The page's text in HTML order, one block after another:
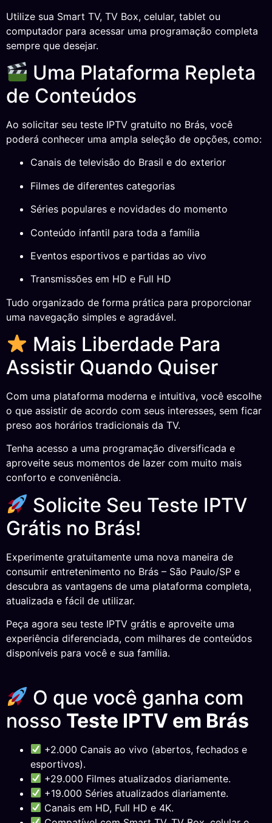
Utilize sua Smart TV, TV Box, celular, tablet ou
computador para acessar uma programação completa
sempre que desejar.
Uma Plataforma Repleta
de Conteúdos
Ao solicitar seu teste IPTV gratuito no Brás, você
poderá conhecer uma ampla seleção de opções, como:
Canais de televisão do Brasil e do exterior
Filmes de diferentes categorias
Séries populares e novidades do momento
Conteúdo infantil para toda a família
Eventos esportivos e partidas ao vivo
Transmissões em HD e Full HD
Tudo organizado de forma prática para proporcionar
uma navegação simples e agradável.
Mais Liberdade Para
Assistir Quando Quiser
Com uma plataforma moderna e intuitiva, você escolhe
o que assistir de acordo com seus interesses, sem ficar
preso aos horários tradicionais da TV.
Tenha acesso a uma programação diversificada e
aproveite seus momentos de lazer com muito mais
conforto e conveniência.
Solicite Seu Teste IPTV
Grátis no Brás!
Experimente gratuitamente uma nova maneira de
consumir entretenimento no Brás – São Paulo/SP e
descubra as vantagens de uma plataforma completa,
atualizada e fácil de utilizar.
Peça agora seu teste IPTV grátis e aproveite uma
experiência diferenciada, com milhares de conteúdos
disponíveis para você e sua família.
O que você ganha com
nosso Teste IPTV em Brás
+2.000 Canais ao vivo (abertos, fechados e
esportivos).
+29.000 Filmes atualizados diariamente.
+19.000 Séries atualizados diariamente.
Canais em HD, Full HD e 4K.